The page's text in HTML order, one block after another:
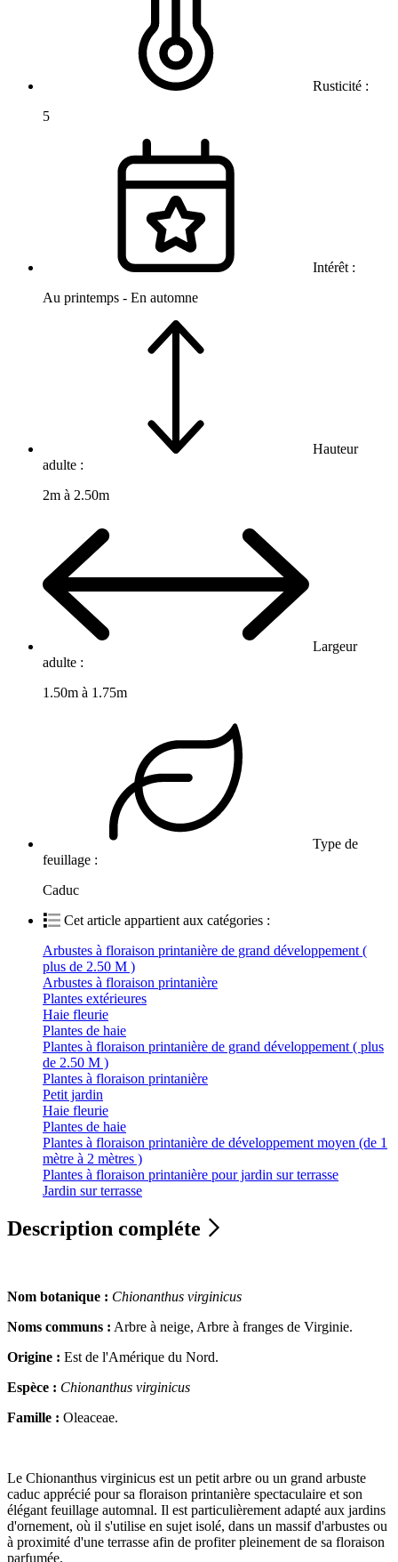
Rusticité :
5
Intérêt :
Au printemps - En automne
Hauteur
adulte :
2m à 2.50m
Largeur
adulte :
1.50m à 1.75m
Type de
feuillage :
Caduc
Cet article appartient aux catégories :
Arbustes à floraison printanière de grand développement (
plus de 2.50 M )
Arbustes à floraison printanière
Plantes extérieures
Haie fleurie
Plantes de haie
Plantes à floraison printanière de grand développement ( plus
de 2.50 M )
Plantes à floraison printanière
Petit jardin
Haie fleurie
Plantes de haie
Plantes à floraison printanière de développement moyen (de 1
mètre à 2 mètres )
Plantes à floraison printanière pour jardin sur terrasse
Jardin sur terrasse
Description compléte
Nom botanique : Chionanthus virginicus
Noms communs : Arbre à neige, Arbre à franges de Virginie.
Origine : Est de l'Amérique du Nord.
Espèce : Chionanthus virginicus
Famille : Oleaceae.
Le Chionanthus virginicus est un petit arbre ou un grand arbuste
caduc apprécié pour sa floraison printanière spectaculaire et son
élégant feuillage automnal. Il est particulièrement adapté aux jardins
d'ornement, où il s'utilise en sujet isolé, dans un massif d'arbustes ou
à proximité d'une terrasse afin de profiter pleinement de sa floraison
parfumée.